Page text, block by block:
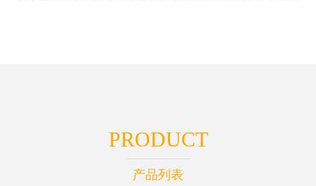
PRODUCT
产品列表